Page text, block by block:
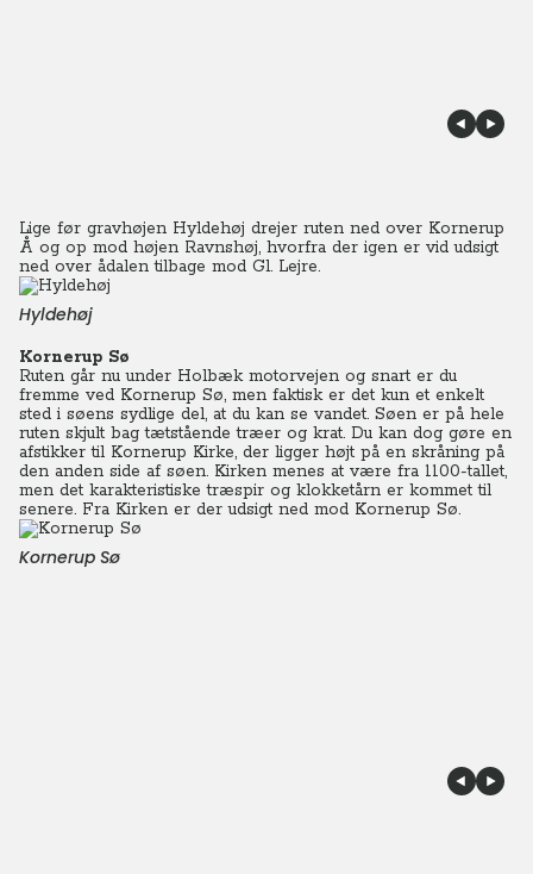
Lige før gravhøjen Hyldehøj drejer ruten ned over Kornerup
Å og op mod højen Ravnshøj, hvorfra der igen er vid udsigt
ned over ådalen tilbage mod Gl. Lejre.
Hyldehøj
Kornerup Sø
Ruten går nu under Holbæk motorvejen og snart er du
fremme ved Kornerup Sø, men faktisk er det kun et enkelt
sted i søens sydlige del, at du kan se vandet. Søen er på hele
ruten skjult bag tætstående træer og krat. Du kan dog gøre en
afstikker til Kornerup Kirke, der ligger højt på en skråning på
den anden side af søen. Kirken menes at være fra 1100-tallet,
men det karakteristiske træspir og klokketårn er kommet til
senere. Fra Kirken er der udsigt ned mod Kornerup Sø.
Kornerup Sø